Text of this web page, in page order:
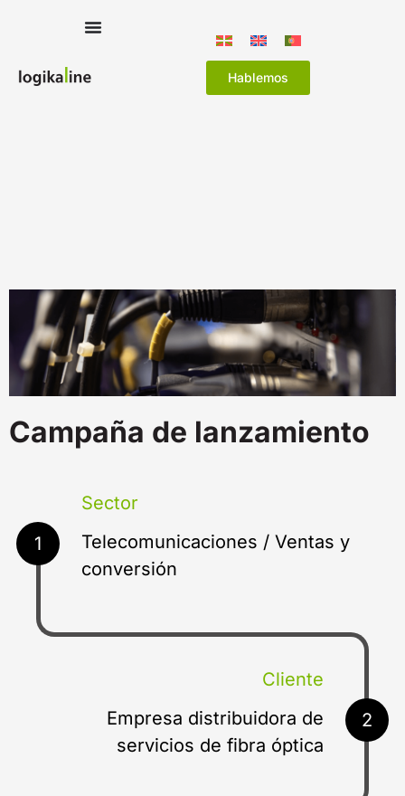
Hablemos
Campaña de lanzamiento
1
Sector
Telecomunicaciones / Ventas y
conversión
2
Cliente
Empresa distribuidora de
servicios de fibra óptica